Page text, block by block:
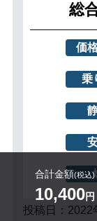
合計金額(税込)
10,400円
総
価
乗
投稿日：2022